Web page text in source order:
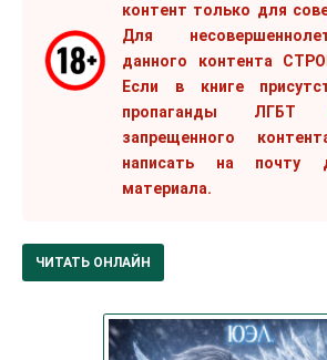
контент только для
Для
данного контента
Если в книге
пропаганды ЛГБТ
запрещенного
написать на почту
материала.
ЧИТАТЬ ОНЛАЙН